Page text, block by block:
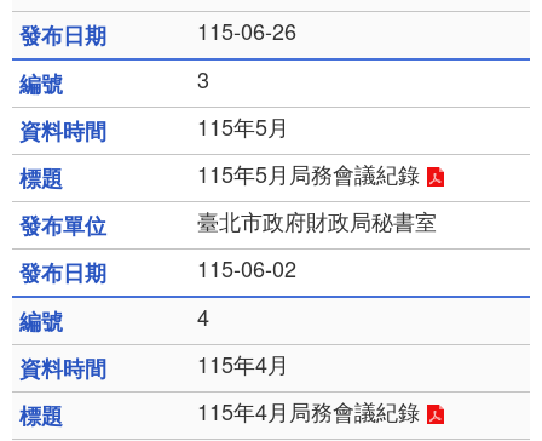
115-06-26
3
115年5月
115年5月局務會議紀錄
臺北市政府財政局秘書室
115-06-02
4
115年4月
115年4月局務會議紀錄